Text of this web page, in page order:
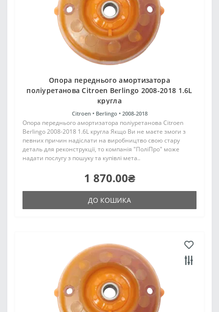
Опора переднього амортизатора
поліуретанова Citroen Berlingo 2008-2018 1.6L
кругла
Citroen • Berlingo • 2008-2018
Опора переднього амортизатора поліуретанова Citroen
Berlingo 2008-2018 1.6L кругла Якщо Ви не маєте змоги з
певних причин надіслати на виробництво свою стару
деталь для реконструкції, то компанія "ПоліПро" може
надати послугу з пошуку та купівлі мета..
1 870.00₴
ДО КОШИКА